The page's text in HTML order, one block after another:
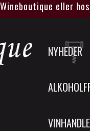
eller hos jer.
NYHEDER